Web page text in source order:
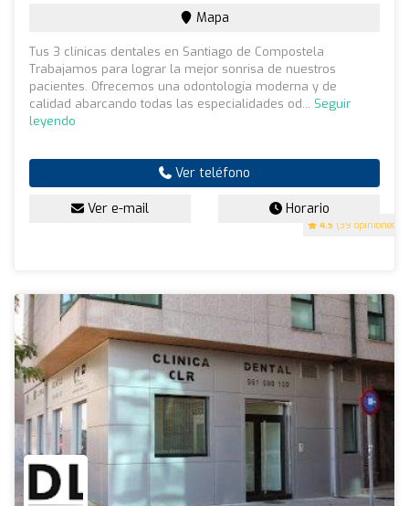
4.5 (39 opiniones)
Mapa
Tus 3 clínicas dentales en Santiago de Compostela
Trabajamos para lograr la mejor sonrisa de nuestros
pacientes. Ofrecemos una odontología moderna y de
calidad abarcando todas las especialidades od... Seguir
leyendo
Ver teléfono
Ver e-mail Horario